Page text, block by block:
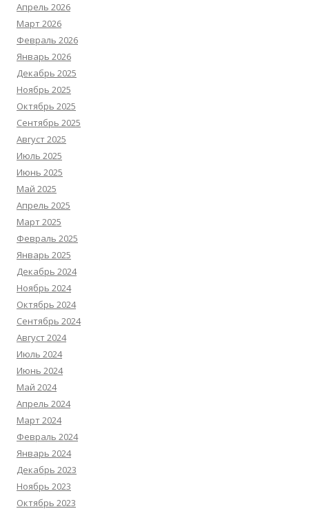
Апрель 2026
Март 2026
Февраль 2026
Январь 2026
Декабрь 2025
Ноябрь 2025
Октябрь 2025
Сентябрь 2025
Август 2025
Июль 2025
Июнь 2025
Май 2025
Апрель 2025
Март 2025
Февраль 2025
Январь 2025
Декабрь 2024
Ноябрь 2024
Октябрь 2024
Сентябрь 2024
Август 2024
Июль 2024
Июнь 2024
Май 2024
Апрель 2024
Март 2024
Февраль 2024
Январь 2024
Декабрь 2023
Ноябрь 2023
Октябрь 2023